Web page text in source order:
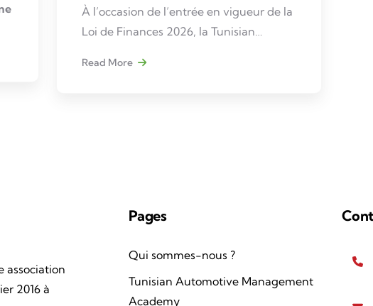
À l’occasion de l’entrée en vigueur de la
Loi de Finances 2026, la Tunisian
partenariat avec Ernst & Young (EY),
Read More
association
2016 à
Pages
Qui sommes-nous ?
Tunisian Automotive Management
Academy